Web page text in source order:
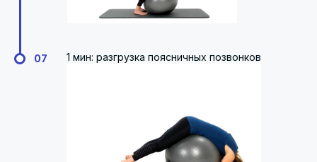
07 1 мин: разгрузка поясничных позвонков